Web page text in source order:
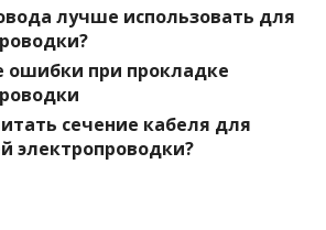
лучше использовать для
ошибки при прокладке
сечение кабеля для
электропроводки?